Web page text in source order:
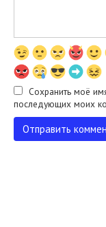
Сохранить моё
последующих моих